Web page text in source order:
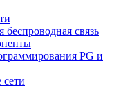
связь
PG и
сети